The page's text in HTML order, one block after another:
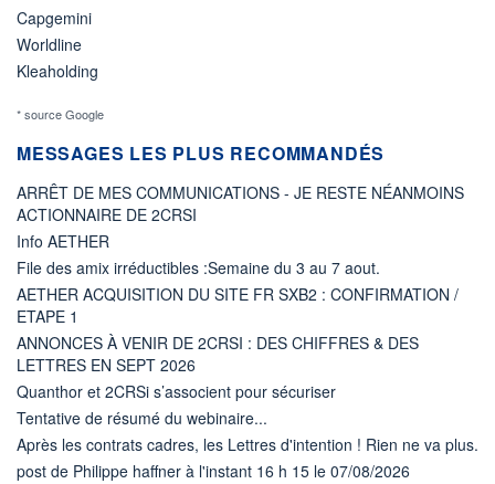
Capgemini
Worldline
Kleaholding
* source Google
MESSAGES LES PLUS RECOMMANDÉS
ARRÊT DE MES COMMUNICATIONS - JE RESTE NÉANMOINS
ACTIONNAIRE DE 2CRSI
Info AETHER
File des amix irréductibles :Semaine du 3 au 7 aout.
AETHER ACQUISITION DU SITE FR SXB2 : CONFIRMATION /
ETAPE 1
ANNONCES À VENIR DE 2CRSI : DES CHIFFRES & DES
LETTRES EN SEPT 2026
Quanthor et 2CRSi s’associent pour sécuriser
Tentative de résumé du webinaire...
Après les contrats cadres, les Lettres d'intention ! Rien ne va plus.
post de Philippe haffner à l'instant 16 h 15 le 07/08/2026